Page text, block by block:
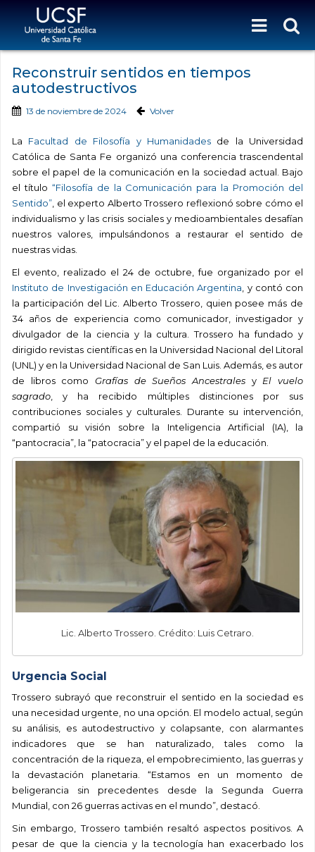
Reconstruir sentidos en tiempos
autodestructivos
13 de noviembre de 2024 Volver
La Facultad de Filosofía y Humanidadesde la Universidad
Católica de Santa Fe organizó una conferencia trascendental
sobre el papel de la comunicación en la sociedad actual. Bajo
el título “Filosofía de la Comunicación para la Promoción del
Sentido” , el experto Alberto Trossero reflexionó sobre cómo el
individualismo y las crisis sociales y medioambientales desafían
nuestros valores, impulsándonos a restaurar el sentido de
nuestras vidas.
El evento, realizado el 24 de octubre, fue organizado por el
Instituto de Investigación en Educación Argentina , y contó con
la participación del Lic. Alberto Trossero, quien posee más de
34 años de experiencia como comunicador, investigador y
divulgador de la ciencia y la cultura. Trossero ha fundado y
dirigido revistas científicas en la Universidad Nacional del Litoral
(UNL) y en la Universidad Nacional de San Luis. Además, es autor
de libros como Grafías de Sueños Ancestrales y El vuelo
sagrado , y ha recibido múltiples distinciones por sus
contribuciones sociales y culturales. Durante su intervención,
compartió su visión sobre la Inteligencia Artificial (IA), la
“pantocracia”, la “patocracia” y el papel de la educación.
Lic. Alberto Trossero. Crédito: Luis Cetraro.
Urgencia Social
Trossero subrayó que reconstruir el sentido en la sociedad es
una necesidad urgente, no una opción. El modelo actual, según
su análisis, es autodestructivo y colapsante, con alarmantes
indicadores que se han naturalizado, tales como la
concentración de la riqueza, el empobrecimiento, las guerras y
la devastación planetaria. “Estamos en un momento de
beligerancia sin precedentes desde la Segunda Guerra
Mundial, con 26 guerras activas en el mundo”, destacó.
Sin embargo, Trossero también resaltó aspectos positivos. A
pesar de que la ciencia y la tecnología han exacerbado los